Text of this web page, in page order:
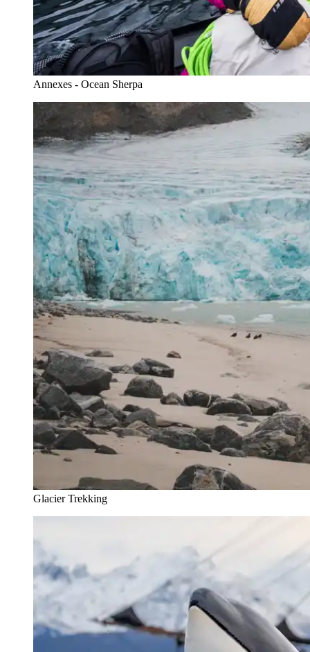
Annexes - Ocean Sherpa
Glacier Trekking